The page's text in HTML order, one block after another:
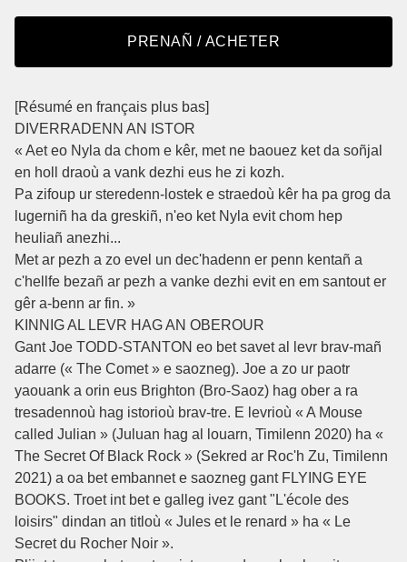
PRENAÑ / ACHETER
[Résumé en français plus bas]
DIVERRADENN AN ISTOR
« Aet eo Nyla da chom e kêr, met ne baouez ket da soñjal
en holl draoù a vank dezhi eus he zi kozh.
Pa zifoup ur steredenn-lostek e straedoù kêr ha pa grog da
lugerniñ ha da greskiñ, n'eo ket Nyla evit chom hep
heuliañ anezhi...
Met ar pezh a zo evel un dec'hadenn er penn kentañ a
c'hellfe bezañ ar pezh a vanke dezhi evit en em santout er
gêr a-benn ar fin. »
KINNIG AL LEVR HAG AN OBEROUR
Gant Joe TODD-STANTON eo bet savet al levr brav-mañ
adarre (« The Comet » e saozneg). Joe a zo ur paotr
yaouank a orin eus Brighton (Bro-Saoz) hag ober a ra
tresadennoù hag istorioù brav-tre. E levrioù « A Mouse
called Julian » (Juluan hag al louarn, Timilenn 2020) ha «
The Secret Of Black Rock » (Sekred ar Roc'h Zu, Timilenn
2021) a oa bet embannet e saozneg gant FLYING EYE
BOOKS. Troet int bet e galleg ivez gant "L'école des
loisirs" dindan an titloù « Jules et le renard » ha « Le
Secret du Rocher Noir ».